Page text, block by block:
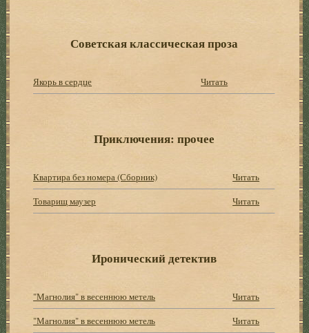
Советская классическая проза
Якорь в сердце Читать
Приключения: прочее
Квартира без номера (Сборник)
Читать
Товарищ маузер
Читать
Иронический детектив
"Магнолия" в весеннюю метель
Читать
"Магнолия" в весеннюю метель
Читать